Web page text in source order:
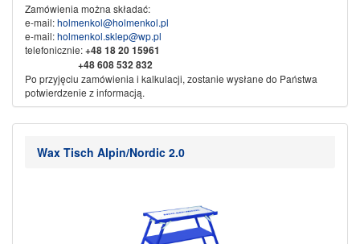
Zamówienia można składać:
e-mail:holmenkol@holmenkol.pl
e-mail:holmenkol.sklep@wp.pl
telefonicznie:+4818 20 15961
+48 608 532 832
Po przyjęciu zamówienia i kalkulacji, zostanie wysłane do Państwa
potwierdzenie z informacją.
Nikliński Jacek Export ImportKAMI w spadku
Wax Tisch Alpin/Nordic 2.0